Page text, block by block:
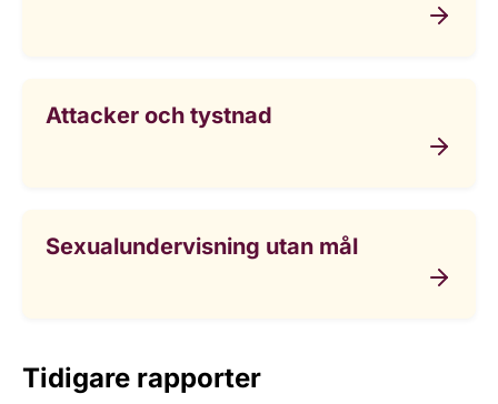
Attacker och tystnad
Sexualundervisning utan mål
Tidigare rapporter